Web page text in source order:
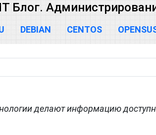
Блог.
DEBIAN CENTOS
делают информацию